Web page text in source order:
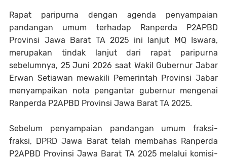
Rapat paripurna dengan agenda penyampaian
pandangan umum terhadap Ranperda P2APBD
Provinsi Jawa Barat TA 2025 ini lanjut MQ Iswara,
merupakan tindak lanjut dari rapat paripurna
sebelumnya, 25 Juni 2026 saat Wakil Gubernur Jabar
Erwan Setiawan mewakili Pemerintah Provinsi Jabar
menyampaikan nota pengantar gubernur mengenai
Ranperda P2APBD Provinsi Jawa Barat TA 2025.
Sebelum penyampaian pandangan umum fraksi-
fraksi, DPRD Jawa Barat telah membahas Ranperda
P2APBD Provinsi Jawa Barat TA 2025 melalui komisi-